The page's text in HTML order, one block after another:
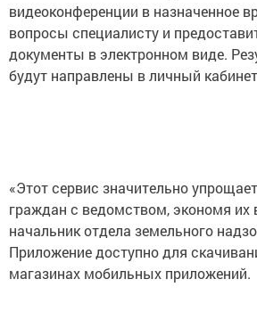
видеоконференции в назначенное
вопросы специалисту и
документы в электронном виде.
будут направлены в личный
«Этот сервис значительно
граждан с ведомством, экономя их
начальник отдела земельного
Приложение доступно для
магазинах мобильных приложений.